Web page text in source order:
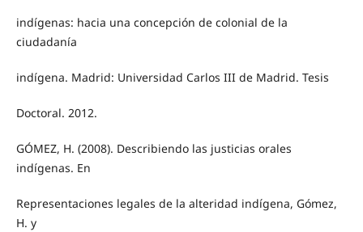
indígenas: hacia una concepción de colonial de la
ciudadanía
indígena. Madrid: Universidad Carlos III de Madrid. Tesis
Doctoral. 2012.
GÓMEZ, H. (2008). Describiendo las justicias orales
indígenas. En
Representaciones legales de la alteridad indígena, Gómez,
H. y